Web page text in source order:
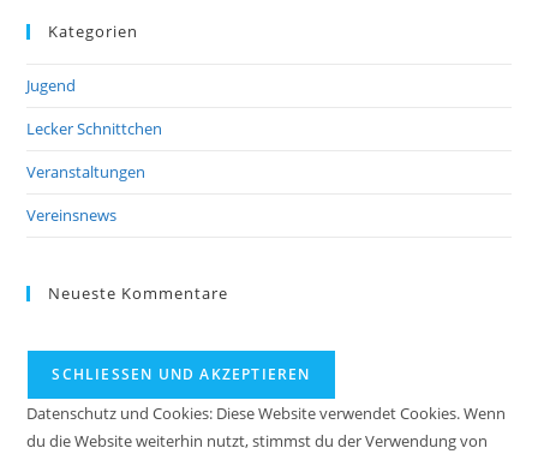
Kategorien
Jugend
Lecker Schnittchen
Veranstaltungen
Vereinsnews
Neueste Kommentare
Datenschutz und Cookies: Diese Website verwendet Cookies. Wenn
du die Website weiterhin nutzt, stimmst du der Verwendung von